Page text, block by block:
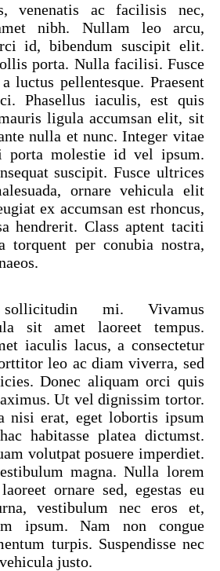
venenatis ac facilisis nec,
nibh. Nullam leo arcu,
id, bibendum suscipit elit.
porta. Nulla facilisi. Fusce
luctus pellentesque. Praesent
Phasellus iaculis, est quis
ligula accumsan elit, sit
nulla et nunc. Integer vitae
porta molestie id vel ipsum.
suscipit. Fusce ultrices
ornare vehicula elit
ex accumsan est rhoncus,
hendrerit. Class aptent taciti
torquent per conubia nostra,
mi. Vivamus
sit amet laoreet tempus.
iaculis lacus, a consectetur
leo ac diam viverra, sed
Donec aliquam orci quis
Ut vel dignissim tortor.
nisi erat, eget lobortis ipsum
habitasse platea dictumst.
volutpat posuere imperdiet.
magna. Nulla lorem
ornare sed, egestas eu
vestibulum nec eros et,
ipsum. Nam non congue
turpis. Suspendisse nec
justo.